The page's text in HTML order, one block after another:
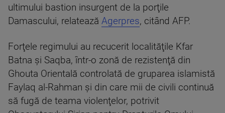
ultimului bastion insurgent de la porţile
Damascului, relatează Agerpres, citând AFP.
Forţele regimului au recucerit localităţile Kfar
Batna şi Saqba, într-o zonă de rezistenţă din
Ghouta Orientală controlată de gruparea islamistă
Faylaq al-Rahman şi din care mii de civili continuă
să fugă de teama violenţelor, potrivit